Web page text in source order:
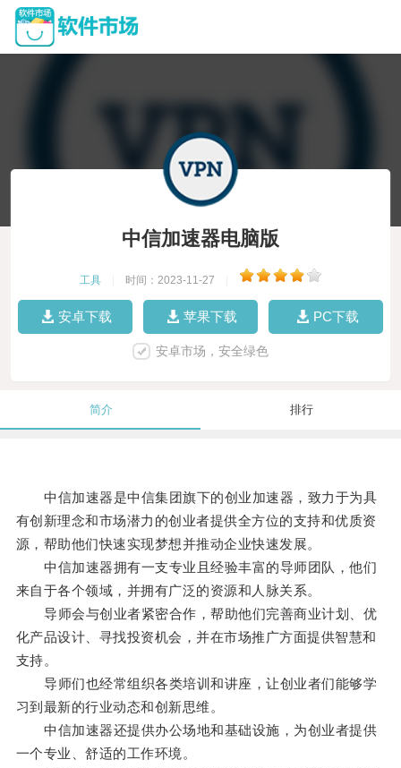
中信加速器电脑版
工具 时间：2023-11-27
安卓下载 苹果下载 PC下载
安卓市场，安全绿色
简介 排行
中信加速器是中信集团旗下的创业加速器，致力于为具
有创新理念和市场潜力的创业者提供全方位的支持和优质资
源，帮助他们快速实现梦想并推动企业快速发展。
中信加速器拥有一支专业且经验丰富的导师团队，他们
来自于各个领域，并拥有广泛的资源和人脉关系。
导师会与创业者紧密合作，帮助他们完善商业计划、优
化产品设计、寻找投资机会，并在市场推广方面提供智慧和
支持。
导师们也经常组织各类培训和讲座，让创业者们能够学
习到最新的行业动态和创新思维。
中信加速器还提供办公场地和基础设施，为创业者提供
一个专业、舒适的工作环境。